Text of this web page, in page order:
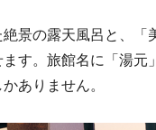
景の露天風呂と、
す。旅館名に「湯
ありません。